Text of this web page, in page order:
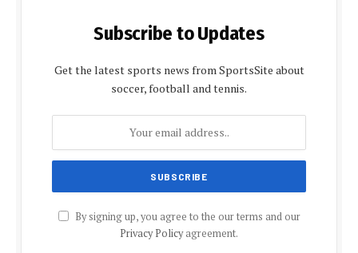
Subscribe to Updates
Get the latest sports news from SportsSite about
soccer, football and tennis.
By signing up, you agree to the our terms and our
Privacy Policyagreement.